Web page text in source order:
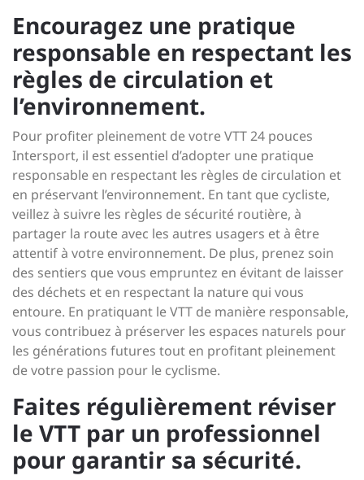
Encouragez une pratique
responsable en respectant les
règles de circulation et
l’environnement.
Pour profiter pleinement de votre VTT 24 pouces
Intersport, il est essentiel d’adopter une pratique
responsable en respectant les règles de circulation et
en préservant l’environnement. En tant que cycliste,
veillez à suivre les règles de sécurité routière, à
partager la route avec les autres usagers et à être
attentif à votre environnement. De plus, prenez soin
des sentiers que vous empruntez en évitant de laisser
des déchets et en respectant la nature qui vous
entoure. En pratiquant le VTT de manière responsable,
vous contribuez à préserver les espaces naturels pour
les générations futures tout en profitant pleinement
de votre passion pour le cyclisme.
Faites régulièrement réviser
le VTT par un professionnel
pour garantir sa sécurité.